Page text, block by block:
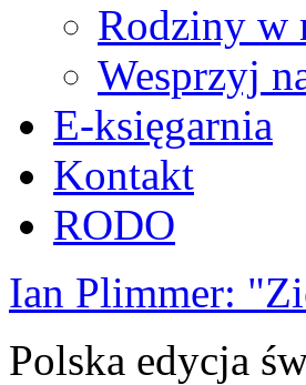
Rodziny w
Wesprzyj
E-księgarnia
Kontakt
RODO
Ian Plimmer:
Polska edycja